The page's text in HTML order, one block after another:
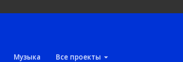
Музыка Все проекты